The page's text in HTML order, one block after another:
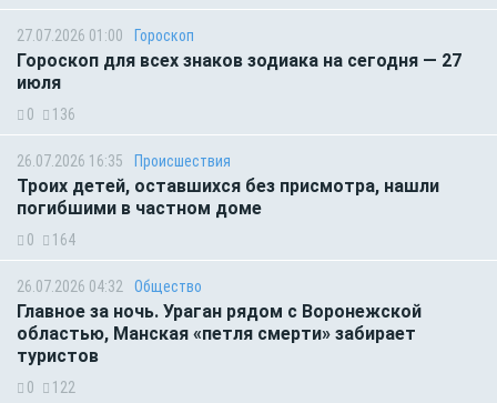
27.07.2026 01:00 Гороскоп
Гороскоп для всех знаков зодиака на сегодня — 27
июля
0 136
26.07.2026 16:35 Происшествия
Троих детей, оставшихся без присмотра, нашли
погибшими в частном доме
0 164
26.07.2026 04:32 Общество
Главное за ночь. Ураган рядом с Воронежской
областью, Манская «петля смерти» забирает
туристов
0 122